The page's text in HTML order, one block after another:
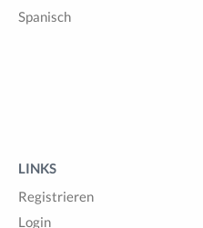
Spanisch
LINKS
Registrieren
Login